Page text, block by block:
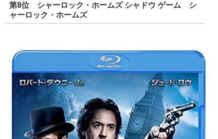
第8位 シャーロック・ホームズ シャドウ ゲーム シ
ャーロック・ホームズ